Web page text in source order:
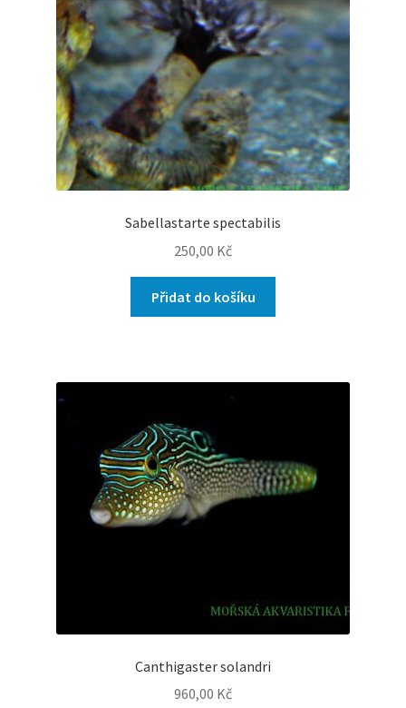
Sabellastarte spectabilis
250,00 Kč
Přidat do košíku
Canthigaster solandri
960,00 Kč